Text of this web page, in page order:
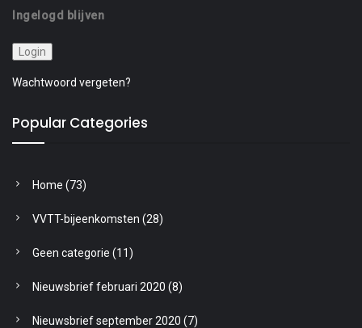
Ingelogd blijven
Wachtwoord vergeten?
Popular Categories
Home (73)
VVTT-bijeenkomsten (28)
Geen categorie (11)
Nieuwsbrief februari 2020 (8)
Nieuwsbrief september 2020 (7)